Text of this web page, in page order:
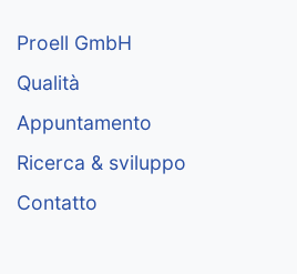
Proell GmbH
Qualità
Appuntamento
Ricerca & sviluppo
Contatto